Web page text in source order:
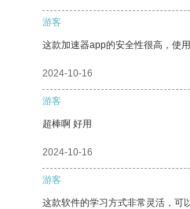
游客
这款加速器app的安全性很高，使
2024-10-16
游客
超棒啊 好用
2024-10-16
游客
这款软件的学习方式非常灵活，可